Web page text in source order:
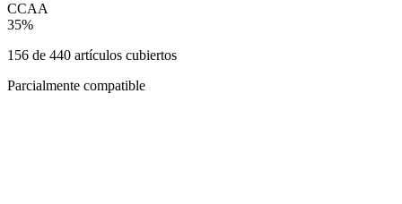
CCAA
35%
156 de 440 artículos cubiertos
Parcialmente compatible